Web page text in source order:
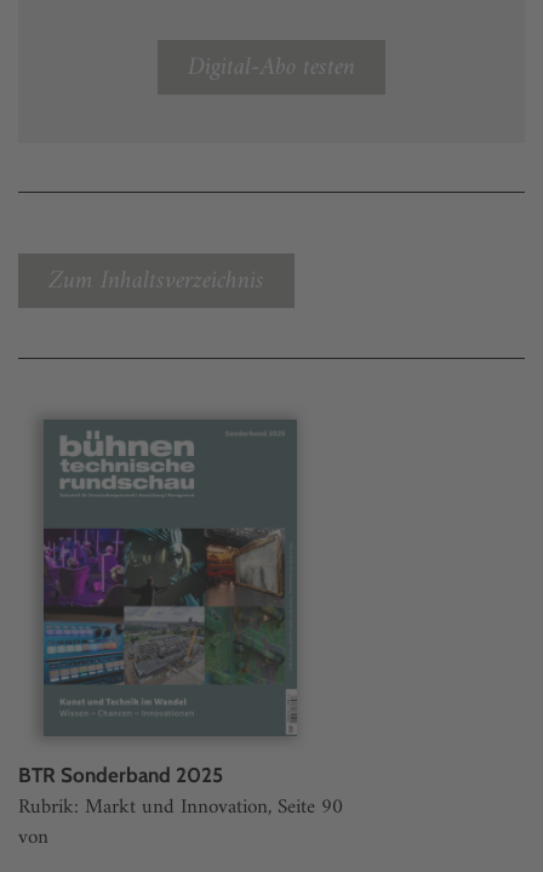
Digital-Abo testen
Zum Inhaltsverzeichnis
BTR Sonderband 2025
Rubrik: Markt und Innovation, Seite 90
von